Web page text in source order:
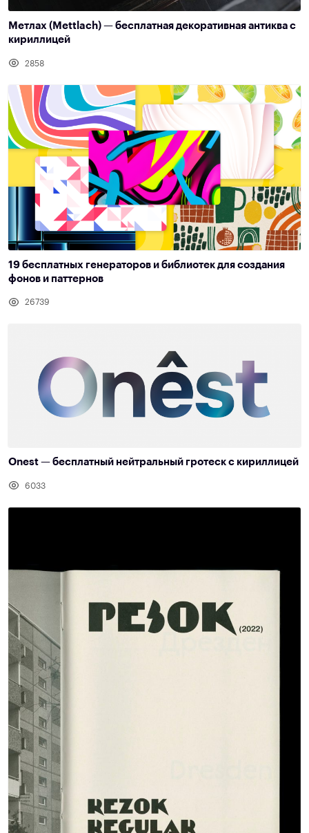
Метлах (Mettlach) — бесплатная декоративная антиква с
кириллицей
2858
19 бесплатных генераторов и библиотек для создания
фонов и паттернов
26739
Onest — бесплатный нейтральный гротеск с кириллицей
6033